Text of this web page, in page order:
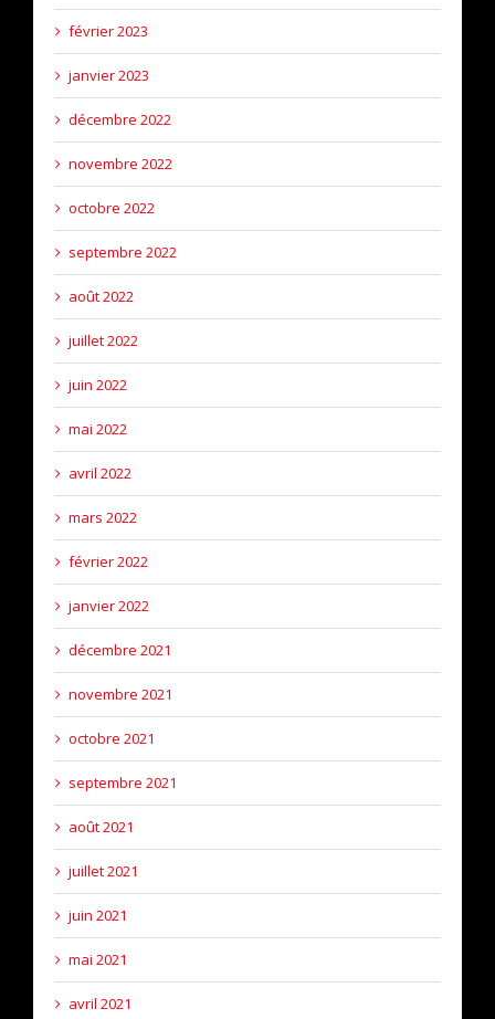
février 2023
janvier 2023
décembre 2022
novembre 2022
octobre 2022
septembre 2022
août 2022
juillet 2022
juin 2022
mai 2022
avril 2022
mars 2022
février 2022
janvier 2022
décembre 2021
novembre 2021
octobre 2021
septembre 2021
août 2021
juillet 2021
juin 2021
mai 2021
avril 2021